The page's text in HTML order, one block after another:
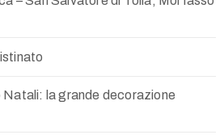
la grande decorazione